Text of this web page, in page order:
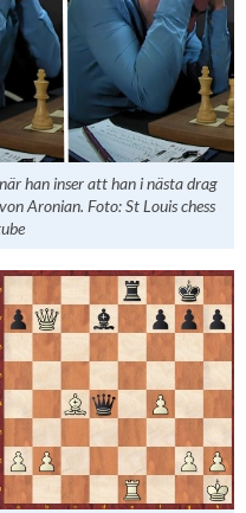
han inser att han i nästa drag
Aronian. Foto: St Louis chess